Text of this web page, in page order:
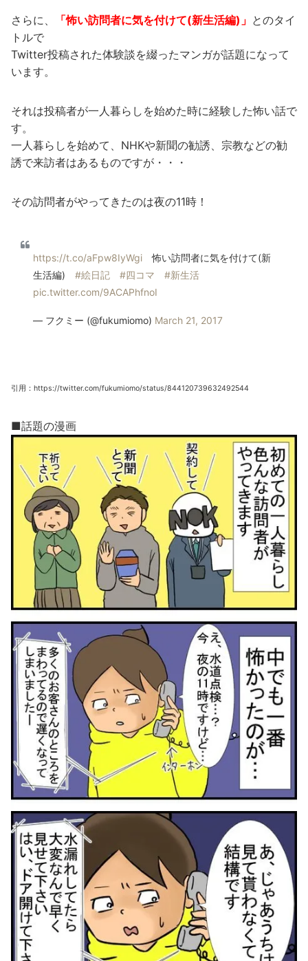
さらに、 「怖い訪問者に気を付けて(新生活編)」 とのタイ
トルで
Twitter投稿された体験談を綴ったマンガが話題になって
います。
それは投稿者が一人暮らしを始めた時に経験した怖い話で
す。
一人暮らしを始めて、NHKや新聞の勧誘、宗教などの勧
誘で来訪者はあるものですが・・・
その訪問者がやってきたのは夜の11時！
https://t.co/aFpw8IyWgi 怖い訪問者に気を付けて(新
生活編) #絵日記 #四コマ
#新生活
pic.twitter.com/9ACAPhfnoI
— フクミー (@fukumiomo) March 21, 2017
引用：https://twitter.com/fukumiomo/status/844120739632492544
■話題の漫画